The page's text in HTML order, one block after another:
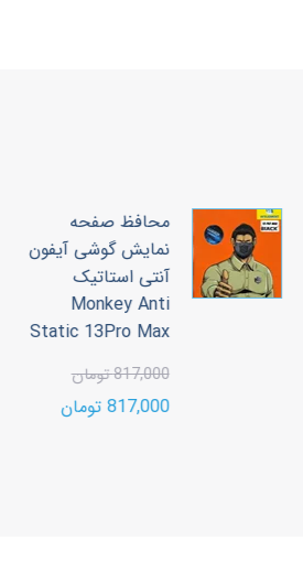
محافظ صفحه
نمایش گوشی آیفون
آنتی استاتیک
Monkey Anti
Static 13Pro Max
817,000 تومان
817,000 تومان